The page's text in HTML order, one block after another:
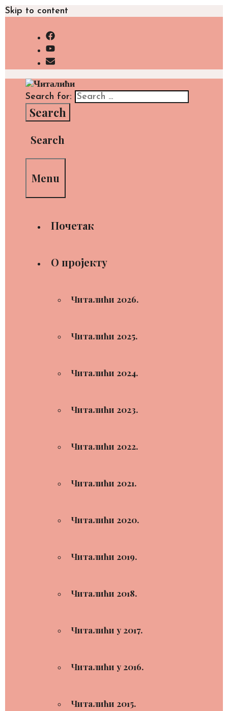
Skip to content
Search for:
Search
Menu
Почетак
О пројекту
Читалићи 2026.
Читалићи 2025.
Читалићи 2024.
Читалићи 2023.
Читалићи 2022.
Читалићи 2021.
Читалићи 2020.
Читалићи 2019.
Читалићи 2018.
Читалићи у 2017.
Читалићи у 2016.
Читалићи 2015.